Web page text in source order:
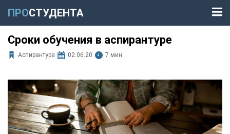
ПРОСТУДЕНТА
Сроки обучения в аспирантуре
Аспирантура 02.06.20 7 мин.